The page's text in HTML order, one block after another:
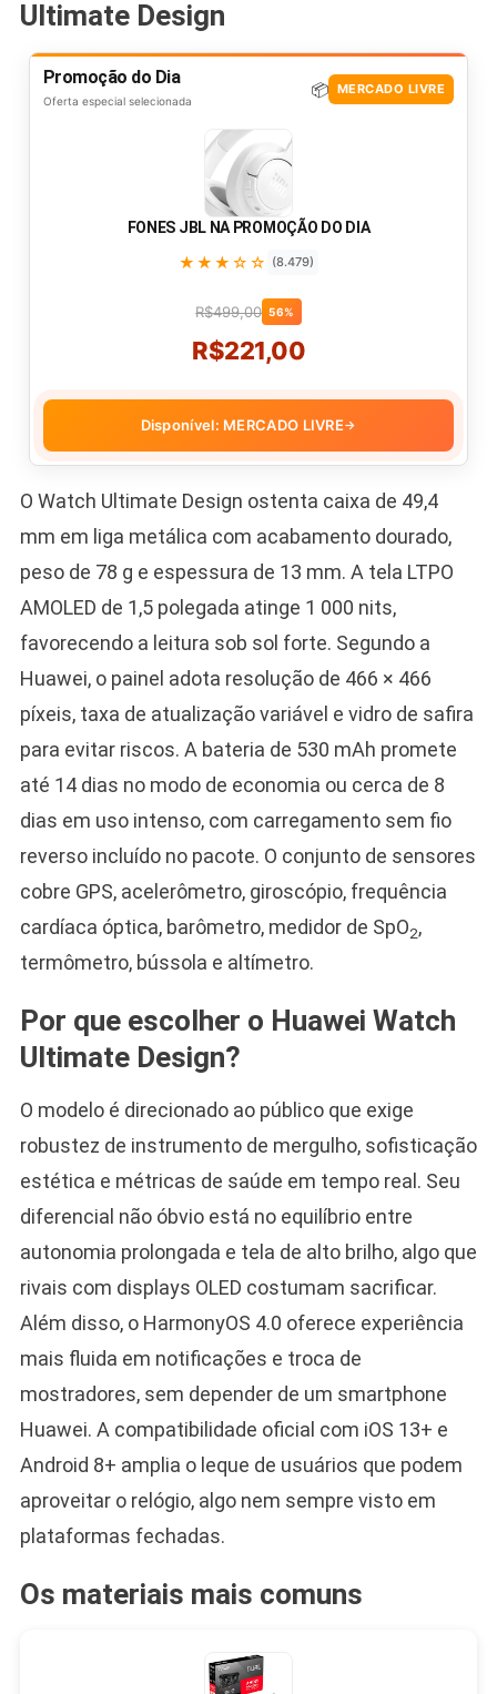
Ultimate Design
Promoção do Dia
Oferta especial selecionada
📦 MERCADO LIVRE
FONES JBL NA PROMOÇÃO DO DIA
★★★☆☆ (8.479)
R$499,00 56%
R$221,00
Disponível: MERCADO LIVRE→
O Watch Ultimate Design ostenta caixa de 49,4
mm em liga metálica com acabamento dourado,
peso de 78 g e espessura de 13 mm. A tela LTPO
AMOLED de 1,5 polegada atinge 1 000 nits,
favorecendo a leitura sob sol forte. Segundo a
Huawei, o painel adota resolução de 466 × 466
píxeis, taxa de atualização variável e vidro de safira
para evitar riscos. A bateria de 530 mAh promete
até 14 dias no modo de economia ou cerca de 8
dias em uso intenso, com carregamento sem fio
reverso incluído no pacote. O conjunto de sensores
cobre GPS, acelerômetro, giroscópio, frequência
cardíaca óptica, barômetro, medidor de SpO2,
termômetro, bússola e altímetro.
Por que escolher o Huawei Watch
Ultimate Design?
O modelo é direcionado ao público que exige
robustez de instrumento de mergulho, sofisticação
estética e métricas de saúde em tempo real. Seu
diferencial não óbvio está no equilíbrio entre
autonomia prolongada e tela de alto brilho, algo que
rivais com displays OLED costumam sacrificar.
Além disso, o HarmonyOS 4.0 oferece experiência
mais fluida em notificações e troca de
mostradores, sem depender de um smartphone
Huawei. A compatibilidade oficial com iOS 13+ e
Android 8+ amplia o leque de usuários que podem
aproveitar o relógio, algo nem sempre visto em
plataformas fechadas.
Os materiais mais comuns